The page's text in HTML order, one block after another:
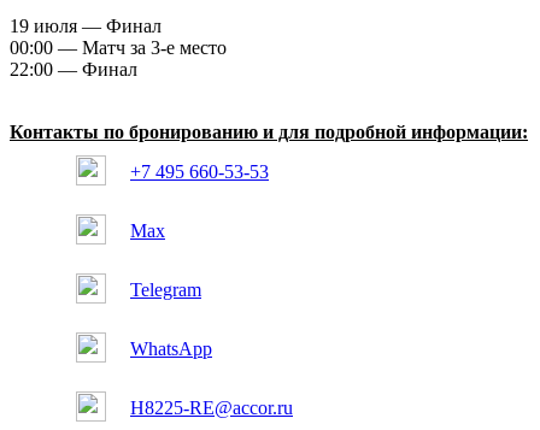
19 июля — Финал
00:00 — Матч за 3-е место
22:00 — Финал
Контакты по бронированию и для подробной информации:
+7 495 660-53-53
Max
Telegram
WhatsApp
H8225-RE@accor.ru